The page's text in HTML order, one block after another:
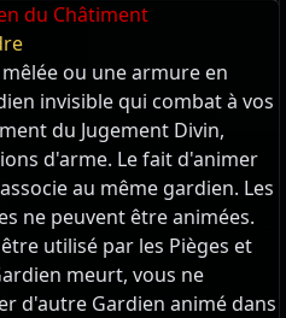
du Châtiment
ou une armure en
invisible qui combat à vos
du Jugement Divin,
d'arme. Le fait d'animer
au même gardien. Les
ne peuvent être animées.
utilisé par les Pièges et
meurt, vous ne
d'autre Gardien animé dans